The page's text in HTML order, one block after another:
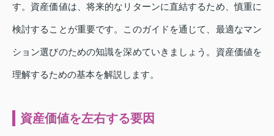
す。資産価値は、将来的なリターンに直結するため、慎重に
検討することが重要です。このガイドを通じて、最適なマン
ション選びのための知識を深めていきましょう。資産価値を
理解するための基本を解説します。
資産価値を左右する要因